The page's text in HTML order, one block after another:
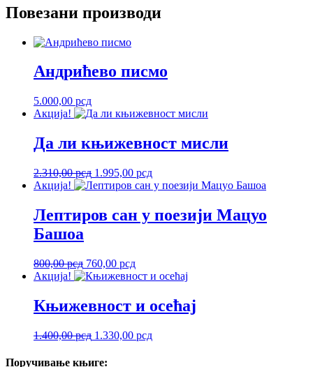
Повезани производи
Андрићево писмо
5.000,00 рсд
Акција!
Да ли књижевност мисли
2.310,00рсд Оригинална
цена
2.310,00 рсд.
1.995,00 рсдТренутна
цена
1.995,00 рсд.
Акција!
Лептиров сан у поезији Мацуо
Башоа
800,00рсд Оригинална
цена
800,00 рсд.
760,00 рсдТренутна
цена
760,00 рсд.
Акција!
Књижевност и осећај
1.400,00рсд Оригинална
је
1.330,00 рсдТренутна
Поручивање књиге: